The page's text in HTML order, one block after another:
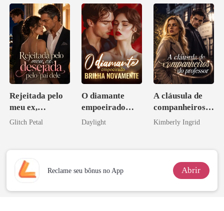
Rejeitada pelo
meu ex,
desejada pelo
Glitch Petal
O diamante
empoeirado
brilha
Daylight
A cláusula de
companheiros
do professor
Kimberly Ingrid
Reclame seu bônus no App Abrir